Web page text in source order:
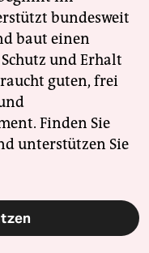
bundesweit
baut einen
und Erhalt
guten, frei
Finden Sie
unterstützen Sie